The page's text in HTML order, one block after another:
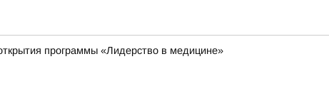
программы «Лидерство в медицине»